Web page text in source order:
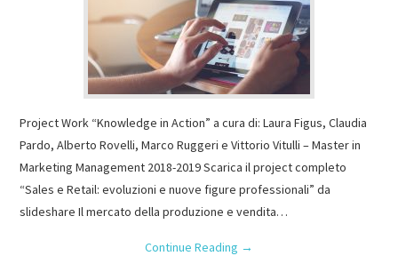
Project Work “Knowledge in Action” a cura di: Laura Figus, Claudia
Pardo, Alberto Rovelli, Marco Ruggeri e Vittorio Vitulli – Master in
Marketing Management 2018-2019 Scarica il project completo
“Sales e Retail: evoluzioni e nuove figure professionali” da
slideshare Il mercato della produzione e vendita…
Continue Reading →